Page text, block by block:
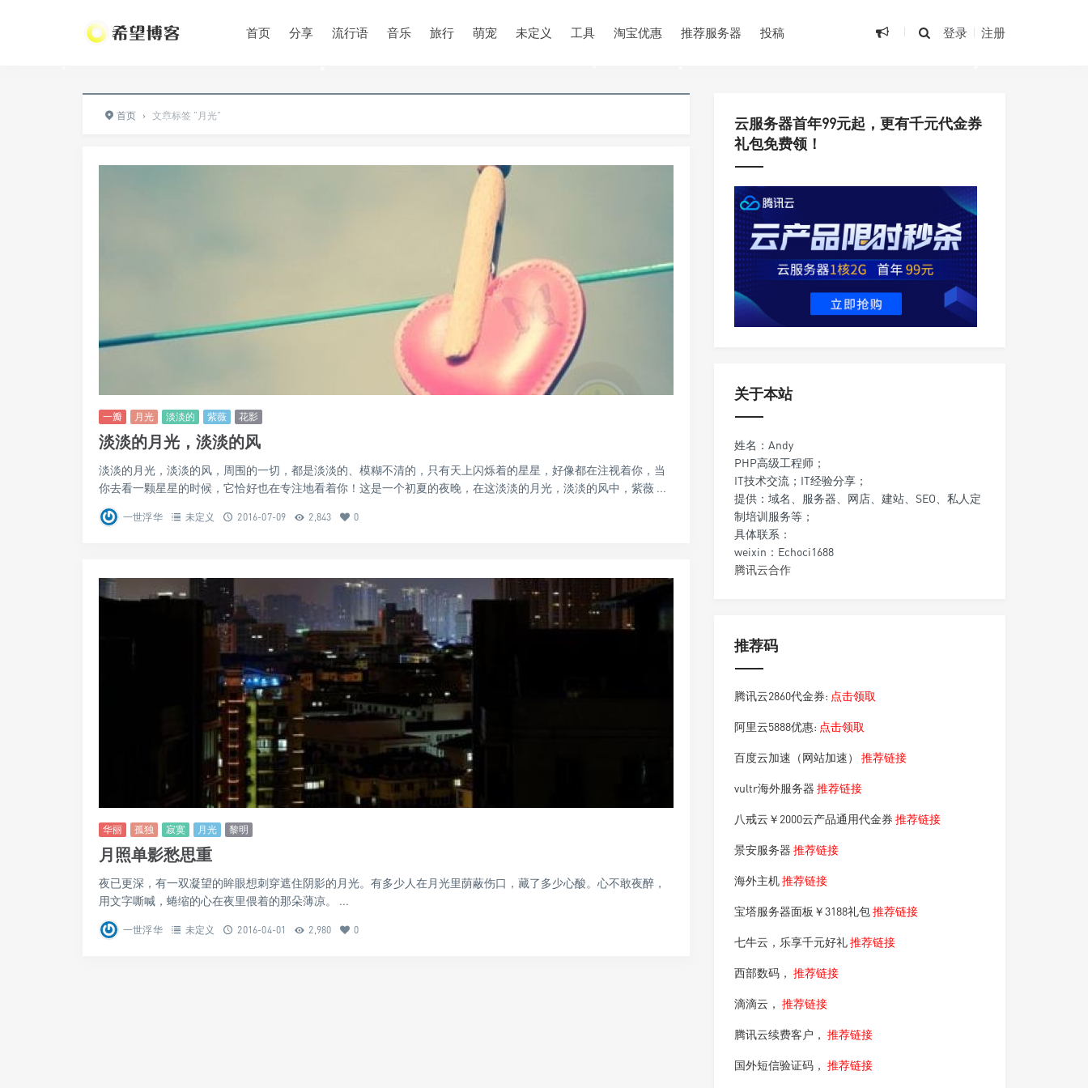
首页 分享 流行语 音乐 旅行 萌宠 未定义 工具 淘宝优惠 推荐服务器 投稿 登录 注册
首页 › 文章标签 "月光"
一瓣 月光 淡淡的 紫薇 花影
淡淡的月光，淡淡的风
淡淡的月光，淡淡的风，周围的一切，都是淡淡的、模糊不清的，只有天上闪烁着的星星，好像都在注视着你，当
你去看一颗星星的时候，它恰好也在专注地看着你！这是一个初夏的夜晚，在这淡淡的月光，淡淡的风中，紫薇 ...
一世浮华 未定义 2016-07-09 2,843 0
华丽 孤独 寂寞 月光 黎明
月照单影愁思重
夜已更深，有一双凝望的眸眼想刺穿遮住阴影的月光。有多少人在月光里荫蔽伤口，藏了多少心酸。心不敢夜醉，
用文字嘶喊，蜷缩的心在夜里偎着的那朵薄凉。 ...
一世浮华 未定义 2016-04-01 2,980 0
云服务器首年99元起，更有千元代金券
礼包免费领！
关于本站
姓名：Andy
PHP高级工程师；
IT技术交流；IT经验分享；
提供：域名、服务器、网店、建站、SEO、私人定
制培训服务等；
具体联系：
weixin：Echoci1688
腾讯云合作
推荐码
腾讯云2860代金券: 点击领取
阿里云5888优惠: 点击领取
百度云加速（网站加速）推荐链接
vultr海外服务器推荐链接
八戒云￥2000云产品通用代金券推荐链接
景安服务器推荐链接
海外主机推荐链接
宝塔服务器面板￥3188礼包推荐链接
七牛云，乐享千元好礼推荐链接
西部数码，推荐链接
滴滴云，推荐链接
腾讯云续费客户，推荐链接
国外短信验证码，推荐链接
•